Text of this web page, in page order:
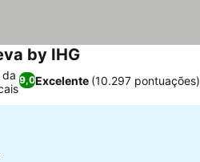
by IHG
9,0Excelente (10.297 pontuações)